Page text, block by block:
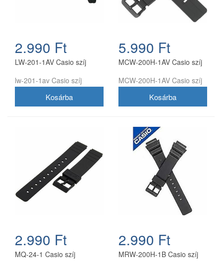
2.990 Ft
LW-201-1AV Casio szíj
lw-201-1av Casio szíj
5.990 Ft
MCW-200H-1AV Casio szíj
MCW-200H-1AV Casio szíj
2.990 Ft
MQ-24-1 Casio szíj
2.990 Ft
MRW-200H-1B Casio szíj